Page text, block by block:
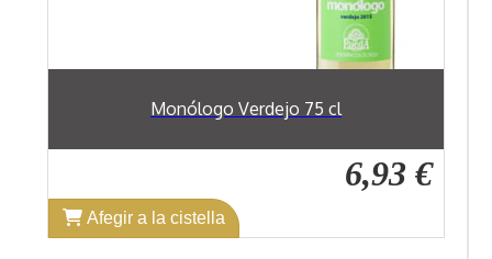
Monólogo Verdejo 75 cl
6,93 €
Afegir a la cistella